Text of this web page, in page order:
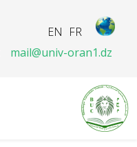
FR
EN
mail@univ-oran1.dz